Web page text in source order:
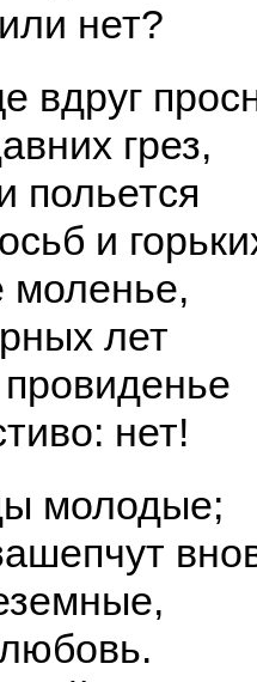
нет?
вдруг
грез,
польется
и
моленье,
лет
нет!
молодые;